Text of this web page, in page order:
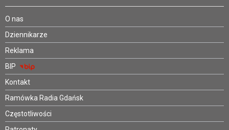
O nas
Dziennikarze
Reklama
BIP
Kontakt
Ramówka Radia Gdańsk
Częstotliwości